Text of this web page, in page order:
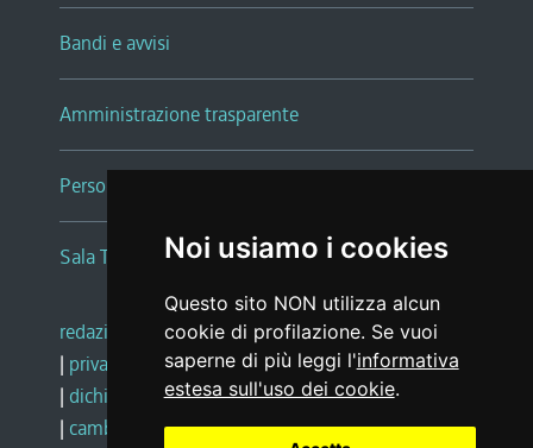
Noi usiamo i cookies
Questo sito NON utilizza alcun
cookie di profilazione. Se vuoi
saperne di più leggi l'informativa
estesa sull'uso dei cookie.
Bandi e avvisi
Amministrazione trasparente
Persone e Uffici
Sala Tiziano Tessitori
redazione web |note legali |glossario
| privacy
social media policy
| dichiarazione di accessibilità |feedback
| cambio preferenze cookie